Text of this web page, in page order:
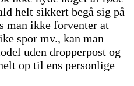
helt sikkert begå sig på
man ikke forventer at
spor mv., kan man
uden dropperpost og
op til ens personlige